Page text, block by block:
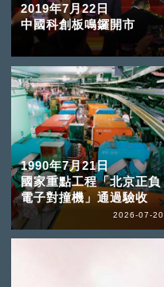
2019年7月22日
中國科創板鳴鑼開市
1990年7月21日
國家重點工程「北京正負
電子對撞機」通過驗收
2026-07-20